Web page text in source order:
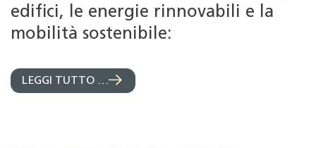
edifici, le energie rinnovabili e la
mobilità sostenibile:
LEGGI TUTTO …